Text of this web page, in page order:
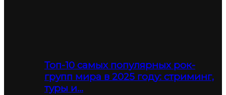
Топ-10 самых популярных рок-
групп мира в 2025 году: стриминг,
туры и…